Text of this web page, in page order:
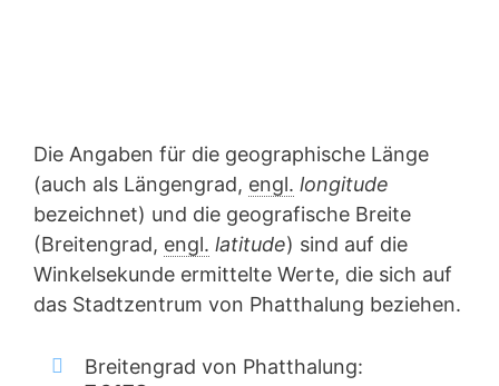
Die Angaben für die geographische Länge
(auch als Längengrad, engl. longitude
bezeichnet) und die geografische Breite
(Breitengrad, engl. latitude) sind auf die
Winkelsekunde ermittelte Werte, die sich auf
das Stadtzentrum von Phatthalung beziehen.
Breitengrad von Phatthalung: